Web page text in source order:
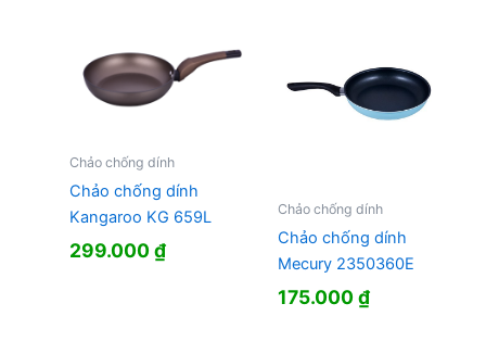
Chảo chống dính
Chảo chống dính
Kangaroo KG 659L
299.000₫
Chảo chống dính
Chảo chống dính
Mecury 2350360E
175.000₫